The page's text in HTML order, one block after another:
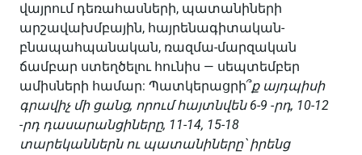
վայրում դեռահասների, պատանիների
արշավախմբային, հայրենագիտական-
բնապահպանական, ռազմա-մարզական
ճամբար ստեղծելու հունիս — սեպտեմբեր
ամիսների համար: Պատկերացրի՞ք այդպիսի
գրավիչ մի ցանց, որում հայտնվեն 6-9 -րդ, 10-12
-րդ դասարանցիները, 11-14, 15-18
տարեկաններն ու պատանիները՝ իրենց